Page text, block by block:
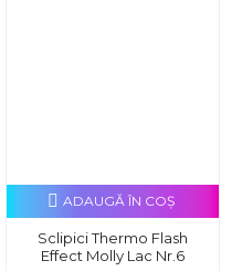
Sclipici Thermo Flash
Effect Molly Lac Nr.6
ADAUGĂ ÎN COŞ